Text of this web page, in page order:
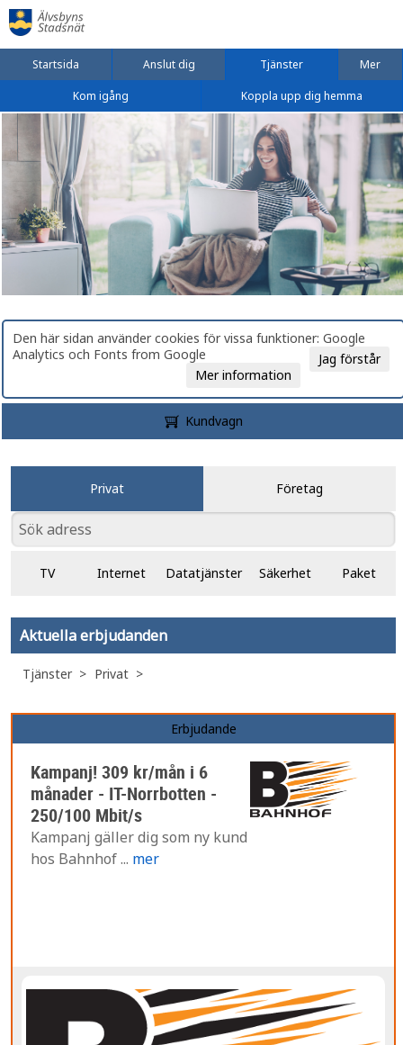
Startsida Anslut dig Tjänster Mer
Kom igång Koppla upp dig hemma
Den här sidan använder cookies för vissa funktioner: Google
Analytics och Fonts from Google
Jag förstår
Mer information
Kundvagn
Privat Företag
TV Internet Datatjänster Säkerhet Paket
Aktuella erbjudanden
Tjänster Privat
Erbjudande
Kampanj! 309 kr/mån i 6
månader - IT-Norrbotten -
250/100 Mbit/s
Kampanj gäller dig som ny kund
hos Bahnhof ... mer